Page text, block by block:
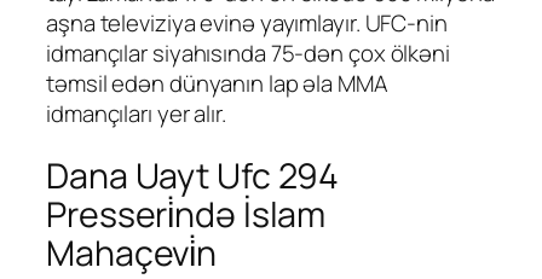
aşna televiziya evinə yayımlayır. UFC-nin
idmançılar siyahısında 75-dən çox ölkəni
təmsil edən dünyanın lap əla MMA
idmançıları yer alır.
Dana Uayt Ufc 294
Presseri̇ndə İslam
Mahaçevi̇n